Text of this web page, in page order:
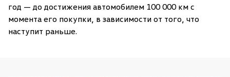
год — до достижения автомобилем 100 000 км с
момента его покупки, в зависимости от того, что
наступит раньше.